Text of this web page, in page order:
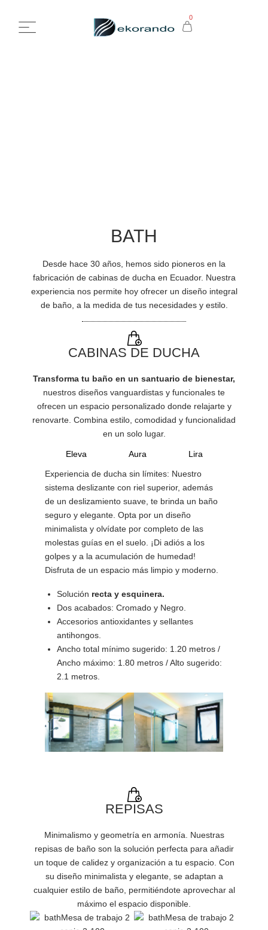
0
BATH
Desde hace 30 años, hemos sido pioneros en la
fabricación de cabinas de ducha en Ecuador. Nuestra
experiencia nos permite hoy ofrecer un diseño integral
de baño, a la medida de tus necesidades y estilo.
CABINAS DE DUCHA
Transforma tu baño en un santuario de bienestar,
nuestros diseños vanguardistas y funcionales te
ofrecen un espacio personalizado donde relajarte y
renovarte. Combina estilo, comodidad y funcionalidad
en un solo lugar.
Eleva Aura Lira
Experiencia de ducha sin límites: Nuestro
sistema deslizante con riel superior, además
de un deslizamiento suave, te brinda un baño
seguro y elegante. Opta por un diseño
minimalista y olvídate por completo de las
molestas guías en el suelo. ¡Di adiós a los
golpes y a la acumulación de humedad!
Disfruta de un espacio más limpio y moderno.
Solución recta y esquinera.
Dos acabados: Cromado y Negro.
Accesorios antioxidantes y sellantes
antihongos.
Ancho total mínimo sugerido: 1.20 metros /
Ancho máximo: 1.80 metros / Alto sugerido:
2.1 metros.
REPISAS
Minimalismo y geometría en armonía. Nuestras
repisas de baño son la solución perfecta para añadir
un toque de calidez y organización a tu espacio. Con
su diseño minimalista y elegante, se adaptan a
cualquier estilo de baño, permitiéndote aprovechar al
máximo el espacio disponible.